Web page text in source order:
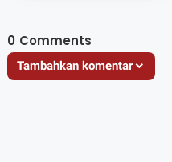
0 Comments
Tambahkan komentar